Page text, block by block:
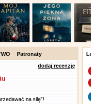
Patronaty
dodaj recenzję
na siłę”!